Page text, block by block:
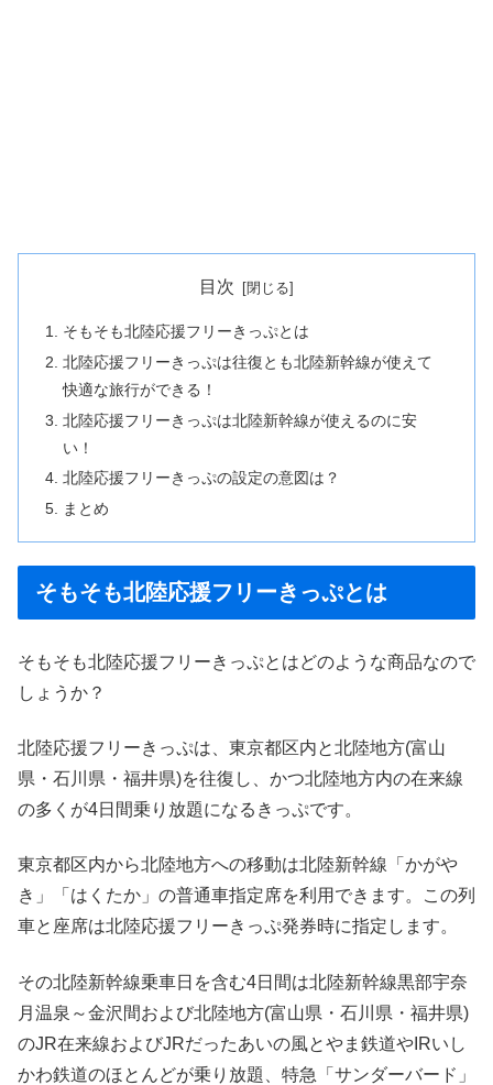
目次
そもそも北陸応援フリーきっぷとは
北陸応援フリーきっぷは往復とも北陸新幹線が使えて
快適な旅行ができる！
北陸応援フリーきっぷは北陸新幹線が使えるのに安
い！
北陸応援フリーきっぷの設定の意図は？
まとめ
そもそも北陸応援フリーきっぷとは
そもそも北陸応援フリーきっぷとはどのような商品なので
しょうか？
北陸応援フリーきっぷは、東京都区内と北陸地方(富山
県・石川県・福井県)を往復し、かつ北陸地方内の在来線
の多くが4日間乗り放題になるきっぷです。
東京都区内から北陸地方への移動は北陸新幹線「かがや
き」「はくたか」の普通車指定席を利用できます。この列
車と座席は北陸応援フリーきっぷ発券時に指定します。
その北陸新幹線乗車日を含む4日間は北陸新幹線黒部宇奈
月温泉～金沢間および北陸地方(富山県・石川県・福井県)
のJR在来線およびJRだったあいの風とやま鉄道やIRいし
かわ鉄道のほとんどが乗り放題、特急「サンダーバード」